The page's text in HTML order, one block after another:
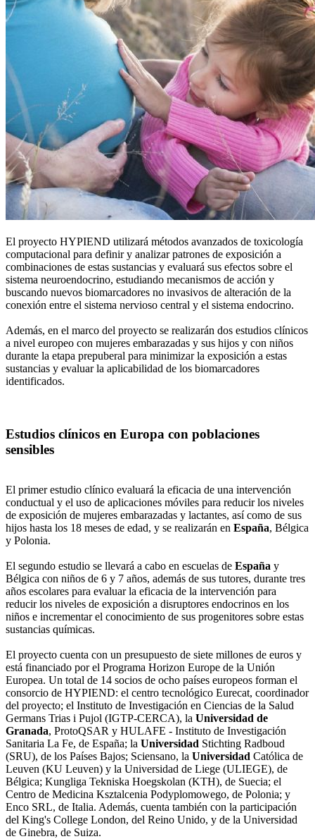
El proyecto HYPIEND utilizará métodos avanzados de toxicología
computacional para definir y analizar patrones de exposición a
combinaciones de estas sustancias y evaluará sus efectos sobre el
sistema neuroendocrino, estudiando mecanismos de acción y
buscando nuevos biomarcadores no invasivos de alteración de la
conexión entre el sistema nervioso central y el sistema endocrino.
Además, en el marco del proyecto se realizarán dos estudios clínicos
a nivel europeo con mujeres embarazadas y sus hijos y con niños
durante la etapa prepuberal para minimizar la exposición a estas
sustancias y evaluar la aplicabilidad de los biomarcadores
identificados.
Estudios clínicos en Europa con poblaciones
sensibles
El primer estudio clínico evaluará la eficacia de una intervención
conductual y el uso de aplicaciones móviles para reducir los niveles
de exposición de mujeres embarazadas y lactantes, así como de sus
hijos hasta los 18 meses de edad, y se realizarán en España, Bélgica
y Polonia.
El segundo estudio se llevará a cabo en escuelas de España y
Bélgica con niños de 6 y 7 años, además de sus tutores, durante tres
años escolares para evaluar la eficacia de la intervención para
reducir los niveles de exposición a disruptores endocrinos en los
niños e incrementar el conocimiento de sus progenitores sobre estas
sustancias químicas.
El proyecto cuenta con un presupuesto de siete millones de euros y
está financiado por el Programa Horizon Europe de la Unión
Europea. Un total de 14 socios de ocho países europeos forman el
consorcio de HYPIEND: el centro tecnológico Eurecat, coordinador
del proyecto; el Instituto de Investigación en Ciencias de la Salud
Germans Trias i Pujol (IGTP-CERCA), la Universidad de
Granada, ProtoQSAR y HULAFE - Instituto de Investigación
Sanitaria La Fe, de España; la Universidad Stichting Radboud
(SRU), de los Países Bajos; Sciensano, la Universidad Católica de
Leuven (KU Leuven) y la Universidad de Liege (ULIEGE), de
Bélgica; Kungliga Tekniska Hoegskolan (KTH), de Suecia; el
Centro de Medicina Ksztalcenia Podyplomowego, de Polonia; y
Enco SRL, de Italia. Además, cuenta también con la participación
del King's College London, del Reino Unido, y de la Universidad
de Ginebra, de Suiza.